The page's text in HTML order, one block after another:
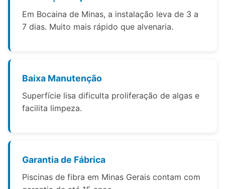
Em Bocaina de Minas, a instalação leva de 3 a
7 dias. Muito mais rápido que alvenaria.
Baixa Manutenção
Superfície lisa dificulta proliferação de algas e
facilita limpeza.
Garantia de Fábrica
Piscinas de fibra em Minas Gerais contam com